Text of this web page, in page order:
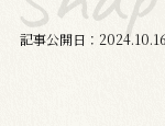
記事公開日 2024.10 16